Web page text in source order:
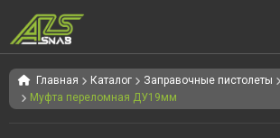
Перейти
к
навигации
Перейти
к
содержимому
Главная Каталог Заправочные пистолеты
Муфта переломная ДУ19мм